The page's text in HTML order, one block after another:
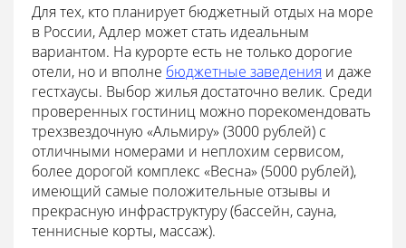
Для тех, кто планирует бюджетный отдых на море
в России, Адлер может стать идеальным
вариантом. На курорте есть не только дорогие
отели, но и вполне бюджетные заведения и даже
гестхаусы. Выбор жилья достаточно велик. Среди
проверенных гостиниц можно порекомендовать
трехзвездочную «Альмиру» (3000 рублей) с
отличными номерами и неплохим сервисом,
более дорогой комплекс «Весна» (5000 рублей),
имеющий самые положительные отзывы и
прекрасную инфраструктуру (бассейн, сауна,
теннисные корты, массаж).